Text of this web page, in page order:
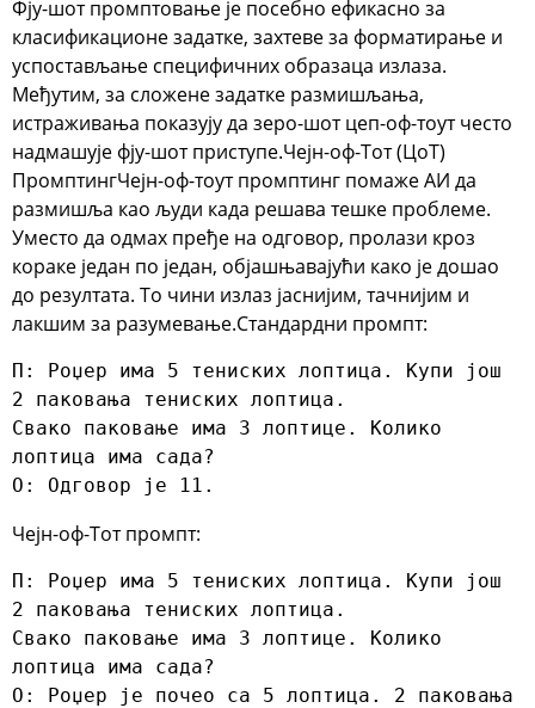
Фју-шот промптовање је посебно ефикасно за
класификационе задатке, захтеве за форматирање и
успостављање специфичних образаца излаза.
Међутим, за сложене задатке размишљања,
истраживања показују да зеро-шот цеп-оф-тоутчесто
надмашује фју-шот приступе.Чејн-оф-Тот (ЦоТ)
ПромптингЧејн-оф-тоут промптинг помаже АИ да
размишља као људи када решава тешке проблеме.
Уместо да одмах пређе на одговор, пролази кроз
кораке један по један, објашњавајући како је дошао
до резултата. То чини излаз јаснијим, тачнијим и
лакшим за разумевање.Стандардни промпт:
П: Роџер има 5 тениских лоптица. Купи још
2 паковања тениских лоптица.
Свако паковање има 3 лоптице. Колико
лоптица има сада?
О: Одговор је 11.
Чејн-оф-Тот промпт:
П: Роџер има 5 тениских лоптица. Купи још
2 паковања тениских лоптица.
Свако паковање има 3 лоптице. Колико
лоптица има сада?
О: Роџер је почео са 5 лоптица. 2 паковања